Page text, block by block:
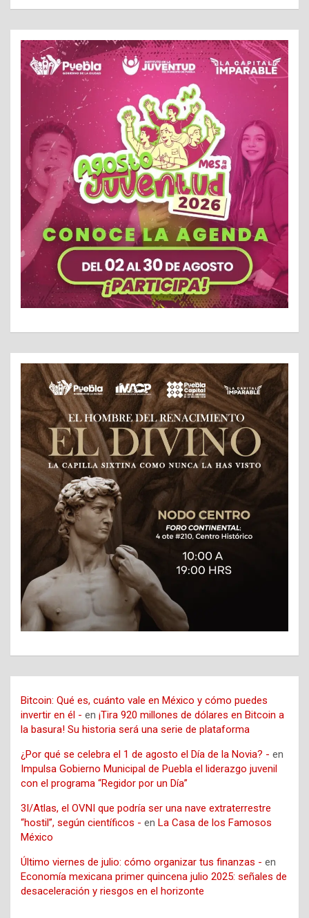
Bitcoin: Qué es, cuánto vale en México y cómo puedes
invertir en él - en ¡Tira 920 millones de dólares en Bitcoin a
la basura! Su historia será una serie de plataforma
¿Por qué se celebra el 1 de agosto el Día de la Novia? - en
Impulsa Gobierno Municipal de Puebla el liderazgo juvenil
con el programa “Regidor por un Día”
3I/Atlas, el OVNI que podría ser una nave extraterrestre
“hostil”, según científicos - en La Casa de los Famosos
México
Último viernes de julio: cómo organizar tus finanzas - en
Economía mexicana primer quincena julio 2025: señales de
desaceleración y riesgos en el horizonte